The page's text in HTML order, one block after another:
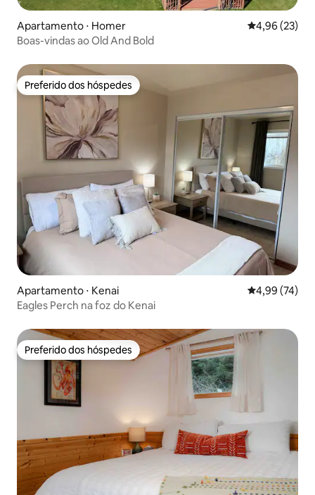
Apartamento ⋅ Homer 4,96 de uma
4,96 (23)
Boas-vindas ao Old And Bold
Preferido dos hóspedes
Preferido dos hóspedes
Apartamento ⋅ Kenai 4,99 de uma
4,99 (74)
Eagles Perch na foz do Kenai
Preferido dos hóspedes
Preferido dos hóspedes